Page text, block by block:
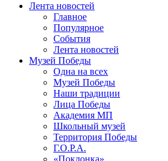
Лента новостей
Главное
Популярное
События
Лента новостей
Музей Победы
Одна на всех
Музей Победы
Наши традиции
Лица Победы
Академия МП
Школьный музей
Территория Победы
Г.О.Р.А.
«Поклонка»